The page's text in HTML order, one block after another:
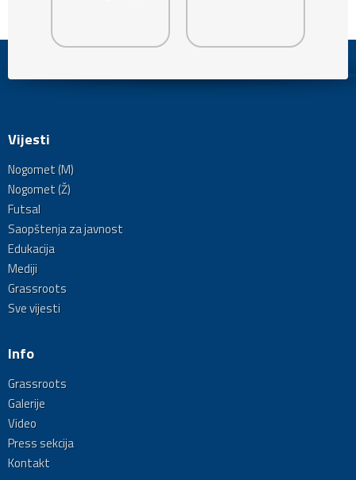
Vijesti
Nogomet (M)
Nogomet (Ž)
Futsal
Saopštenja za javnost
Edukacija
Mediji
Grassroots
Sve vijesti
Info
Grassroots
Galerije
Video
Press sekcija
Kontakt